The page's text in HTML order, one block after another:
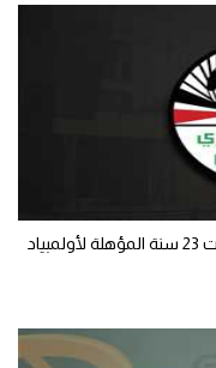
مصر تتقدم بطلب لاستضافة أمم إفريقيا تحت 23 سنة المؤهلة لأولمبياد